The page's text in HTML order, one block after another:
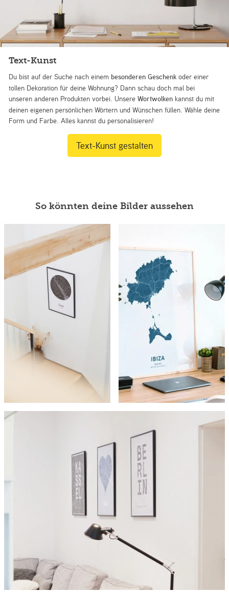
Text-Kunst
Du bist auf der Suche nach einem besonderen Geschenk oder einer
tollen Dekoration für deine Wohnung? Dann schau doch mal bei
unseren anderen Produkten vorbei. UnsereWortwolken kannst du mit
deinen eigenen persönlichen Wörtern und Wünschen füllen. Wähle deine
Form und Farbe. Alles kannst du personalisieren!
Text-Kunst gestalten
So könnten deine Bilder aussehen